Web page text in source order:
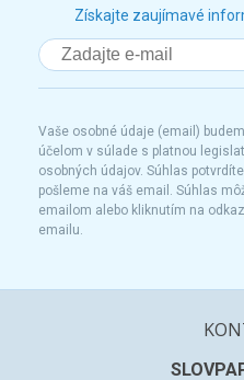
Získajte zaujímavé
Vaše osobné údaje (email)
účelom v súlade s platnou
osobných údajov. Súhlas
pošleme na váš email. Súhlas
emailom alebo kliknutím na
emailu.